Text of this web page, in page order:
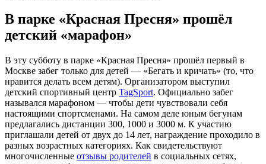
В парке «Красная Пресня» прошёл
детский «марафон»
В эту субботу в парке «Красная Пресня» прошёл первый в
Москве забег только для детей — «Бегать и кричать» (то, что
нравится делать всем детям). Организатором выступил
детский спортивный центр TagSport. Официально забег
назывался марафоном — чтобы дети чувствовали себя
настоящими спортсменами. На самом деле юным бегунам
предлагались дистанции 300, 1000 и 3000 м. К участию
приглашали детей от двух до 14 лет, награждение проходило в
разных возрастных категориях. Как свидетельствуют
многочисленные отзывы родителей в социальных сетях,